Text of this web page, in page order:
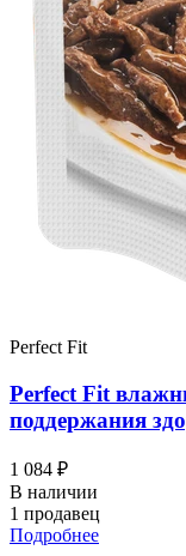
Perfect Fit
Perfect Fit
поддержания
1 084 ₽
В наличии
1 продавец
Подробнее